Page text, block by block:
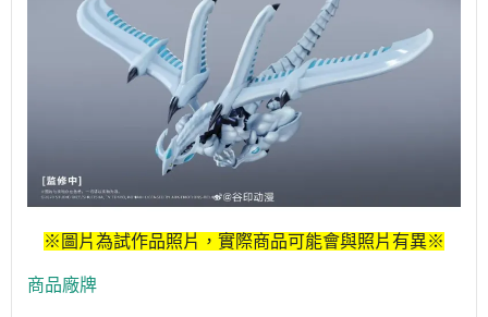
※圖片為試作品照片，實際商品可能會與照片有異※
商品廠牌